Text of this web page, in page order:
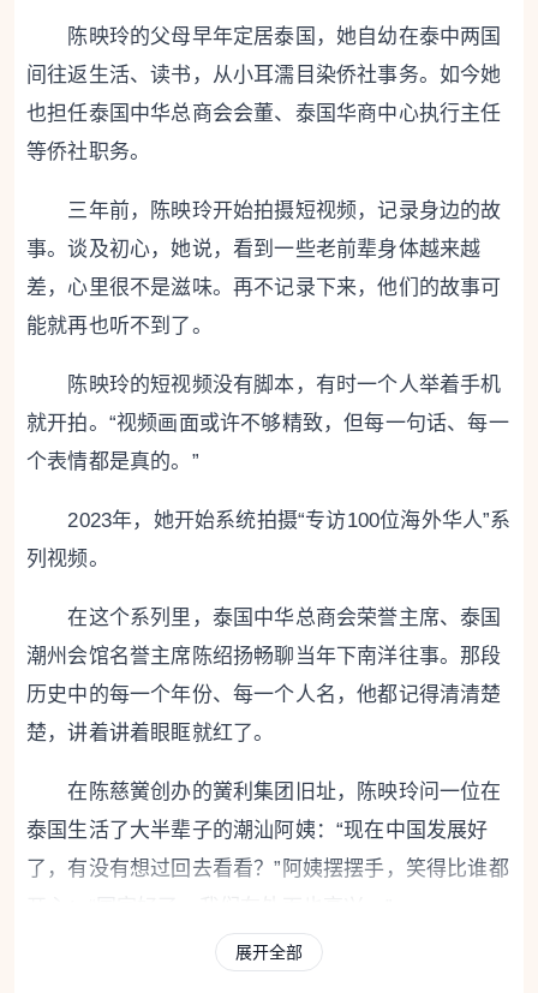
陈映玲的父母早年定居泰国，她自幼在泰中两国
间往返生活、读书，从小耳濡目染侨社事务。如今她
也担任泰国中华总商会会董、泰国华商中心执行主任
等侨社职务。
三年前，陈映玲开始拍摄短视频，记录身边的故
事。谈及初心，她说，看到一些老前辈身体越来越
差，心里很不是滋味。再不记录下来，他们的故事可
能就再也听不到了。
陈映玲的短视频没有脚本，有时一个人举着手机
就开拍。“视频画面或许不够精致，但每一句话、每一
个表情都是真的。”
2023年，她开始系统拍摄“专访100位海外华人”系
列视频。
在这个系列里，泰国中华总商会荣誉主席、泰国
潮州会馆名誉主席陈绍扬畅聊当年下南洋往事。那段
历史中的每一个年份、每一个人名，他都记得清清楚
楚，讲着讲着眼眶就红了。
在陈慈黉创办的黉利集团旧址，陈映玲问一位在
泰国生活了大半辈子的潮汕阿姨：“现在中国发展好
了，有没有想过回去看看？”阿姨摆摆手，笑得比谁都
在泰国侨领谢国民、苏旭民的母校培英中学，陈
展开全部